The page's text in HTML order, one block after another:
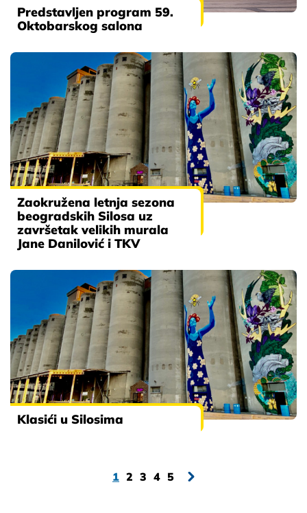
Predstavljen program 59.
Oktobarskog salona
Zaokružena letnja sezona
beogradskih Silosa uz
završetak velikih murala
Jane Danilović i TKV
Klasići u Silosima
1 2 3 4 5